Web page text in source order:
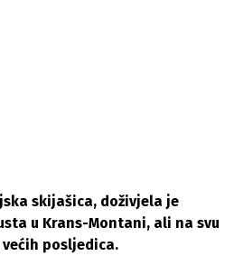
skijašica, doživjela je
u Krans-Montani, ali na svu
posljedica.